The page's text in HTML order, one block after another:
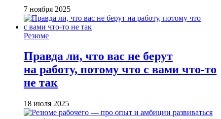
7 ноября 2025
Резюме
Правда ли, что вас не берут
на работу, потому что с вами что-то
не так
18 июля 2025